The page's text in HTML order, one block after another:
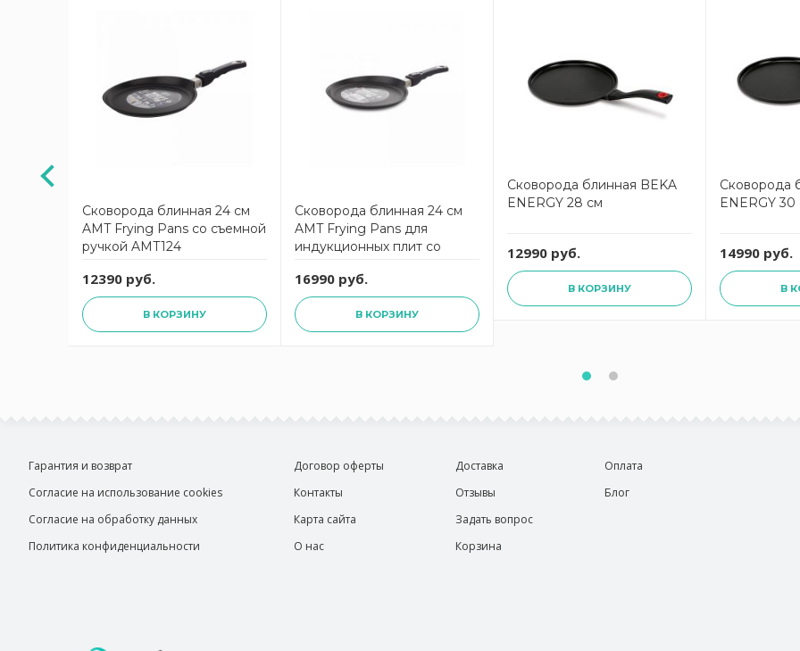
см, с
Сковорода блинная 24 см
AMT Frying Pans со съемной
ручкой AMT124
12390 руб.
В КОРЗИНУ
Сковорода блинная 24 см
AMT Frying Pans для
индукционных плит со
16990 руб.
В КОРЗИНУ
Сковорода блинная BEKA
ENERGY 28 см
12990 руб.
В КОРЗИНУ
Сковорода
ENERGY 30
14990 руб.
В
Гарантия и возврат
Согласие на использование cookies
Согласие на обработку данных
Политика конфиденциальности
Договор оферты
Контакты
Карта сайта
О нас
Доставка
Отзывы
Задать вопрос
Корзина
Оплата
Блог